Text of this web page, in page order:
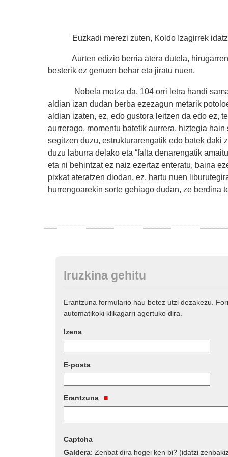
Euzkadi merezi zuten, Koldo Izagirrek
Aurten edizio berria atera dutela,
besterik ez genuen behar eta jiratu nuen.
Nobela motza da, 104 orri letra handi
aldian izan dudan berba ezezagun metarik
aldian izaten, ez, edo gustora leitzen da edo ez,
aurrerago, momentu batetik aurrera, hiztegia
segitzen duzu, estrukturarengatik edo batek daki
duzu laburra delako eta “falta denarengatik
eta ni behintzat ez naiz ezertaz enteratu, baina
pixkat ateratzen diodan, ez, hartu nuen
hurrengoarekin sorte gehiago dudan, ze berdina
Iruzkina gehitu
Erantzuna formulario hau betez utzi dezakezu.
automatikoki klikagarri agertuko dira.
Izena
E-posta
Erantzuna
Captcha
Galdera:Zenbat dira hogei ken bi? (idatzi